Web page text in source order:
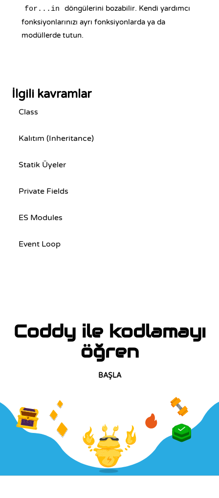
for...in
döngülerini bozabilir. Kendi yardımcı
fonksiyonlarınızı ayrı fonksiyonlarda ya da
modüllerde tutun.
İlgili kavramlar
Class
Kalıtım (Inheritance)
Statik Üyeler
Private Fields
ES Modules
Event Loop
Coddy ile kodlamayı
öğren
BAŞLA